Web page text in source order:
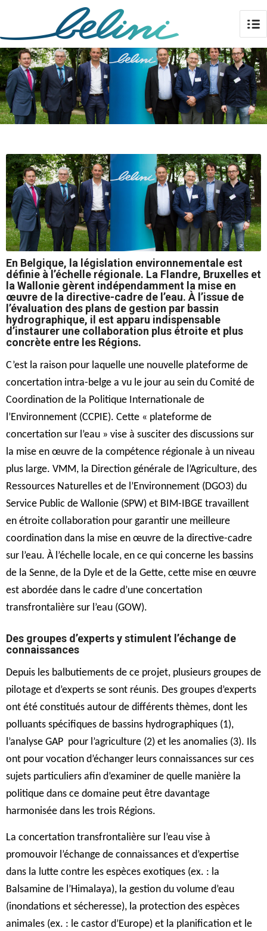
En Belgique, la législation environnementale est
définie à l’échelle régionale. La Flandre, Bruxelles et
la Wallonie gèrent indépendamment la mise en
œuvre de la directive-cadre de l’eau. À l’issue de
l’évaluation des plans de gestion par bassin
hydrographique, il est apparu indispensable
d’instaurer une collaboration plus étroite et plus
concrète entre les Régions.
C’est la raison pour laquelle une nouvelle plateforme de
concertation intra-belge a vu le jour au sein du Comité de
Coordination de la Politique Internationale de
l’Environnement (CCPIE). Cette « plateforme de
concertation sur l’eau » vise à susciter des discussions sur
la mise en œuvre de la compétence régionale à un niveau
plus large. VMM, la Direction générale de l’Agriculture, des
Ressources Naturelles et de l’Environnement (DGO3) du
Service Public de Wallonie (SPW) et BIM-IBGE travaillent
en étroite collaboration pour garantir une meilleure
coordination dans la mise en œuvre de la directive-cadre
sur l’eau. À l’échelle locale, en ce qui concerne les bassins
de la Senne, de la Dyle et de la Gette, cette mise en œuvre
est abordée dans le cadre d’une concertation
transfrontalière sur l’eau (GOW).
Des groupes d’experts y stimulent l’échange de
connaissances
Depuis les balbutiements de ce projet, plusieurs groupes de
pilotage et d’experts se sont réunis. Des groupes d’experts
ont été constitués autour de différents thèmes, dont les
polluants spécifiques de bassins hydrographiques (1),
l’analyse GAP pour l’agriculture (2) et les anomalies (3). Ils
ont pour vocation d’échanger leurs connaissances sur ces
sujets particuliers afin d’examiner de quelle manière la
politique dans ce domaine peut être davantage
harmonisée dans les trois Régions.
La concertation transfrontalière sur l’eau vise à
promouvoir l’échange de connaissances et d’expertise
dans la lutte contre les espèces exotiques (ex. : la
Balsamine de l’Himalaya), la gestion du volume d’eau
(inondations et sécheresse), la protection des espèces
animales (ex. : le castor d’Europe) et la planification et le